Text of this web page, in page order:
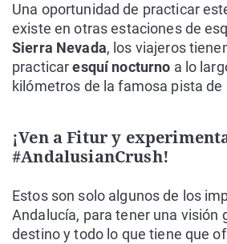
Una oportunidad de practicar
existe en otras estaciones de
Sierra Nevada, los viajeros
practicaresquí nocturno a lo
kilómetros de la famosa pista de
¡Ven a Fitur y
#AndalusianCrush!
Estos son solo algunos de los
Andalucía, para tener una visión
destino y todo lo que tiene que